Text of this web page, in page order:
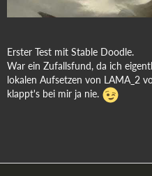
Erster Test mit Stable Doodle.
War ein Zufallsfund, da ich
lokalen Aufsetzen von LAMA_2
klappt's bei mir ja nie.